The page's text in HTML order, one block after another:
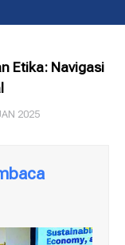
Etika: Navigasi
2025